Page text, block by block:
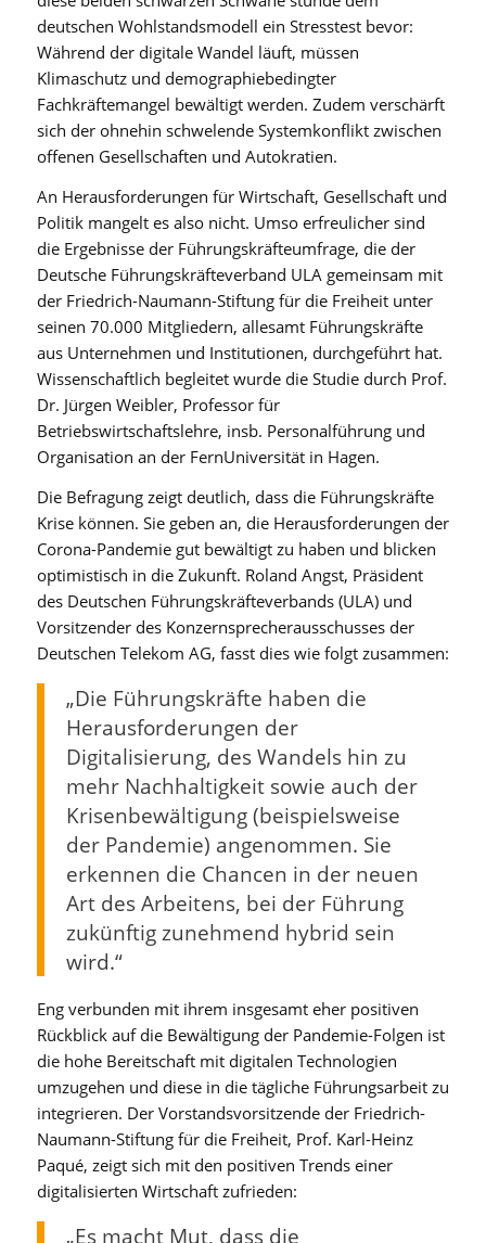
deutschen Wohlstandsmodell ein Stresstest bevor:
Während der digitale Wandel läuft, müssen
Klimaschutz und demographiebedingter
Fachkräftemangel bewältigt werden. Zudem verschärft
sich der ohnehin schwelende Systemkonflikt zwischen
offenen Gesellschaften und Autokratien.
An Herausforderungen für Wirtschaft, Gesellschaft und
Politik mangelt es also nicht. Umso erfreulicher sind
die Ergebnisse der Führungskräfteumfrage, die der
Deutsche Führungskräfteverband ULA gemeinsam mit
der Friedrich-Naumann-Stiftung für die Freiheit unter
seinen 70.000 Mitgliedern, allesamt Führungskräfte
aus Unternehmen und Institutionen, durchgeführt hat.
Wissenschaftlich begleitet wurde die Studie durch Prof.
Dr. Jürgen Weibler, Professor für
Betriebswirtschaftslehre, insb. Personalführung und
Organisation an der FernUniversität in Hagen.
Die Befragung zeigt deutlich, dass die Führungskräfte
Krise können. Sie geben an, die Herausforderungen der
Corona-Pandemie gut bewältigt zu haben und blicken
optimistisch in die Zukunft. Roland Angst, Präsident
des Deutschen Führungskräfteverbands (ULA) und
Vorsitzender des Konzernsprecherausschusses der
Deutschen Telekom AG, fasst dies wie folgt zusammen:
„Die Führungskräfte haben die
Herausforderungen der
Digitalisierung, des Wandels hin zu
mehr Nachhaltigkeit sowie auch der
Krisenbewältigung (beispielsweise
der Pandemie) angenommen. Sie
erkennen die Chancen in der neuen
Art des Arbeitens, bei der Führung
zukünftig zunehmend hybrid sein
wird.“
Eng verbunden mit ihrem insgesamt eher positiven
Rückblick auf die Bewältigung der Pandemie-Folgen ist
die hohe Bereitschaft mit digitalen Technologien
umzugehen und diese in die tägliche Führungsarbeit zu
integrieren. Der Vorstandsvorsitzende der Friedrich-
Naumann-Stiftung für die Freiheit, Prof. Karl-Heinz
Paqué, zeigt sich mit den positiven Trends einer
digitalisierten Wirtschaft zufrieden:
„Es macht Mut, dass die